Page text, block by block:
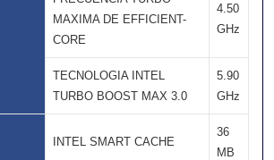
MAXIMA DE EFFICIENT-
CORE
4.50
GHz
TECNOLOGIA INTEL
TURBO BOOST MAX 3.0
5.90
GHz
INTEL SMART CACHE
36
MB